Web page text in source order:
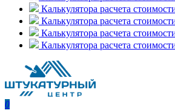
Калькулятора расчета
Калькулятора расчета
Калькулятора расчета
Калькулятора расчета
0